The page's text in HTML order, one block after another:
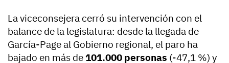
La viceconsejera cerró su intervención con el
balance de la legislatura: desde la llegada de
García-Page al Gobierno regional, el paro ha
bajado en más de 101.000 personas (-47,1 %) y